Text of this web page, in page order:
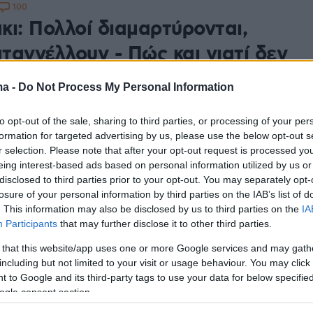
- Do Not Process My Personal Information
opt-out of the sale, sharing to third parties, or processing of your
for targeted advertising by us, please use the below opt-out
selection. Please note that after your opt-out request is processed
interest-based ads based on personal information utilized by us
to third parties prior to your opt-out. You may separately
of your personal information by third parties on the IAB’s list of
This information may also be disclosed by us to third parties on the
Participants that may further disclose it to other third parties.
that this website/app uses one or more Google services and may
but not limited to your visit or usage behaviour. You may
to Google and its third-party tags to use your data for below
consent section.
Πολλοί διαμαρτύρονται,
- Πώς και γιατί δεν
οι επίορκοι γιατροί
την πειθαρχική δίωξη εντός του ΕΣΥ δημιουργεί μια
διαδικασία μέχρι την τελική κρίση
100
στην «τελική έξοδο» - 6
Έλληνες λένε «ναι» στην
εμφανίζει μια ισχυρή τάση αποδοχής του
της ζωής για να απαλλαγεί ο ασθενής από τον
- Οι προβληματισμοί, οι αντιρρήσεις και η θέση
159